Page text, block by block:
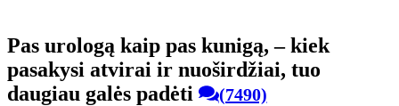
Pas urologą kaip pas kunigą, – kiek
pasakysi atvirai ir nuoširdžiai, tuo
daugiau galės padėti
(7490)